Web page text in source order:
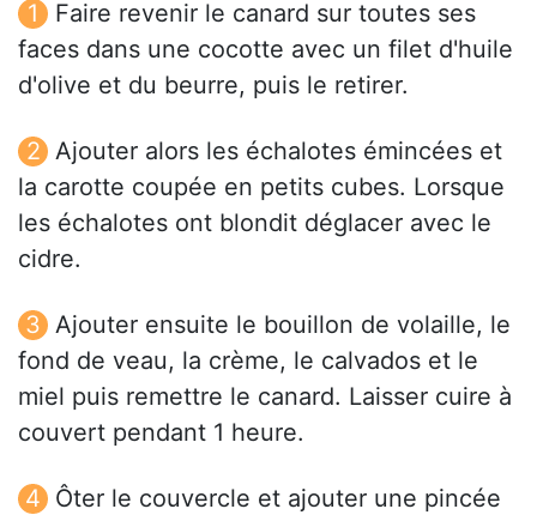
Faire revenir le canard sur toutes ses
faces dans une cocotte avec un filet d'huile
d'olive et du beurre, puis le retirer.
Ajouter alors les échalotes émincées et
la carotte coupée en petits cubes. Lorsque
les échalotes ont blondit déglacer avec le
cidre.
Ajouter ensuite le bouillon de volaille, le
fond de veau, la crème, le calvados et le
miel puis remettre le canard. Laisser cuire à
couvert pendant 1 heure.
Ôter le couvercle et ajouter une pincée